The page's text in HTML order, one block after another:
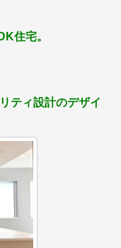
住宅。
ティ設計のデザイ